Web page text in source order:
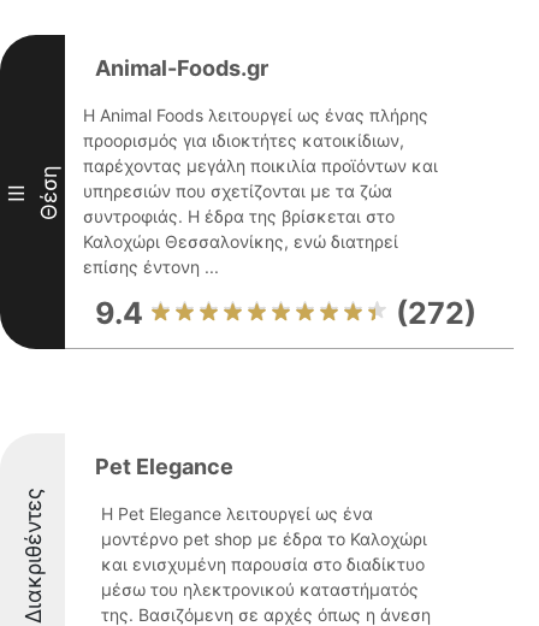
III Θέση
Animal-Foods.gr
Η Animal Foods λειτουργεί ως ένας πλήρης
προορισμός για ιδιοκτήτες κατοικίδιων,
παρέχοντας μεγάλη ποικιλία προϊόντων και
υπηρεσιών που σχετίζονται με τα ζώα
συντροφιάς. Η έδρα της βρίσκεται στο
Καλοχώρι Θεσσαλονίκης, ενώ διατηρεί
επίσης έντονη ...
9.4 (272)
Διακριθέντες
Pet Elegance
Η Pet Elegance λειτουργεί ως ένα
μοντέρνο pet shop με έδρα το Καλοχώρι
και ενισχυμένη παρουσία στο διαδίκτυο
μέσω του ηλεκτρονικού καταστήματός
της. Βασιζόμενη σε αρχές όπως η άνεση